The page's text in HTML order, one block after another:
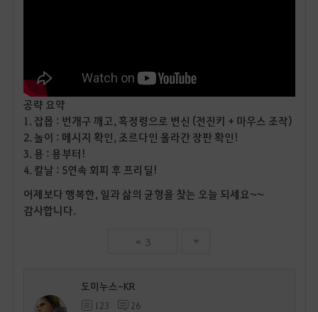
공략 요약
1. 잡몹 : 번개구 깨고, 흑정령으로 변신 (전진키 + 마우스 조작)
2. 놀이 : 메시지 확인, 조르다인 올라간 장판 확인!
3. 용 : 용부터!
4. 칼날 : 5연속 회피 후 프리딜!
어제보다 행복한, 일과 삶의 균형을 찾는 오늘 되세요~~
감사합니다.
3
도미누스-KR
123 26